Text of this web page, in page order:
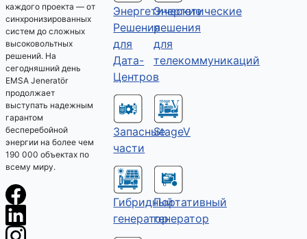
каждого проекта — от
синхронизированных
систем до сложных
высоковольтных
решений. На
сегодняшний день
EMSA Jeneratör
продолжает
выступать надежным
гарантом
бесперебойной
энергии на более чем
190 000 объектах по
всему миру.
Энергетические
Решения
для
Дата-
Центров
Энергетические
решения
для
телекоммуникаций
Запасные
части
StageV
Гибридный
генератор
Портативный
генератор